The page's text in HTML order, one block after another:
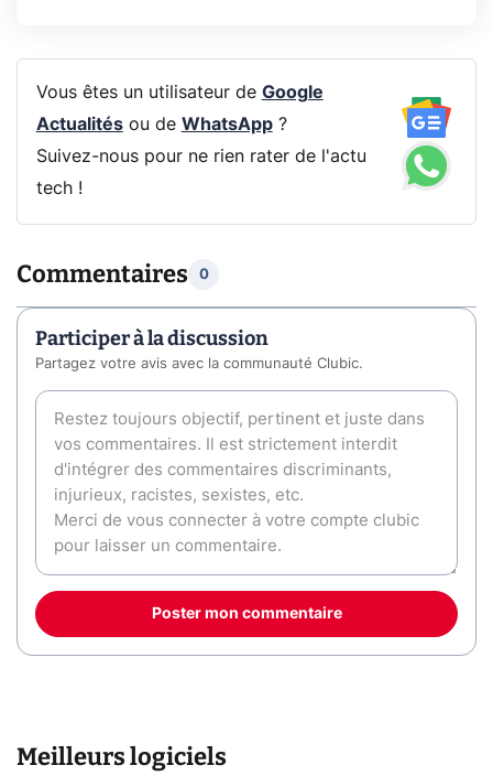
Vous êtes un utilisateur de Google
Actualitésou de WhatsApp?
Suivez-nous pour ne rien rater de l'actu
tech !
Commentaires 0
Participer à la discussion
Partagez votre avis avec la communauté Clubic.
Poster mon commentaire
Meilleurs logiciels